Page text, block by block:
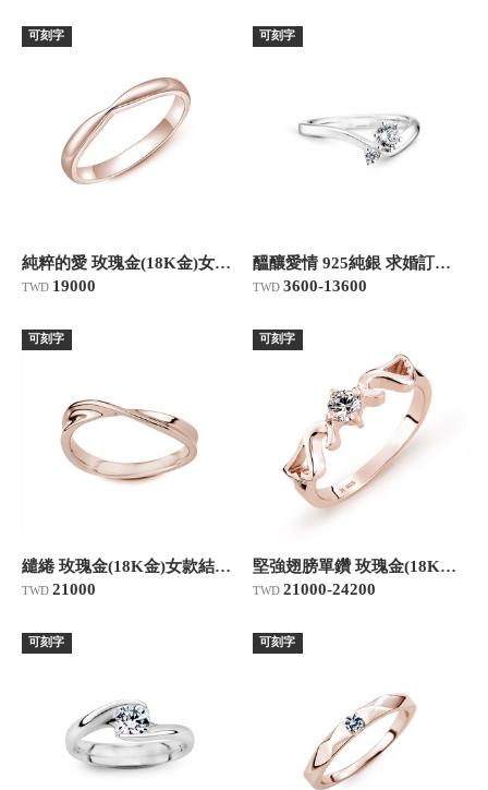
可刻字
純粹的愛 玫瑰金(18K金)女款結婚對戒
TWD 19000
可刻字
醞釀愛情 925純銀 求婚訂婚戒
TWD 3600-13600
可刻字
繾綣 玫瑰金(18K金)女款結婚對戒
TWD 21000
可刻字
堅強翅膀單鑽 玫瑰金(18K金)女款結婚對戒
TWD 21000-24200
可刻字 可刻字